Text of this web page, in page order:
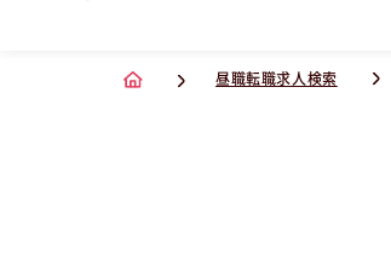
昼職転職求人検索